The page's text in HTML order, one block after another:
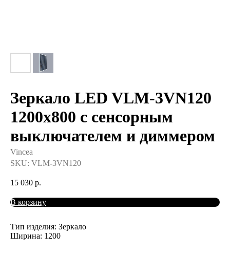
Зеркало LED VLM-3VN120
1200х800 c сенсорным
выключателем и диммером
Vincea
SKU: VLM-3VN120
15 030 р.
В корзину
Тип изделия: Зеркало
Ширина: 1200